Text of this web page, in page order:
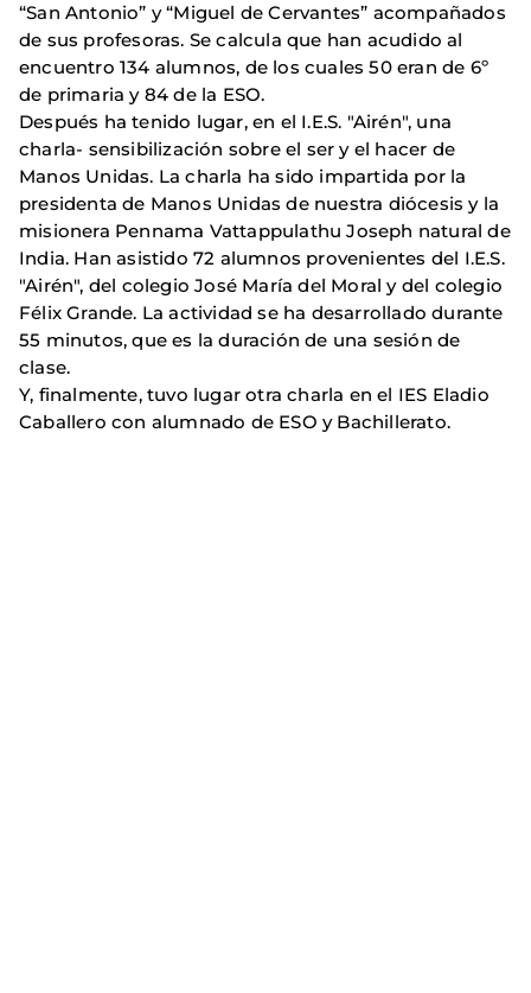
“San Antonio” y “Miguel de Cervantes” acompañados
de sus profesoras. Se calcula que han acudido al
encuentro 134 alumnos, de los cuales 50 eran de 6º
de primaria y 84 de la ESO.
Después ha tenido lugar, en el I.E.S. "Airén", una
charla- sensibilización sobre el ser y el hacer de
Manos Unidas. La charla ha sido impartida por la
presidenta de Manos Unidas de nuestra diócesis y la
misionera Pennama Vattappulathu Joseph natural de
India. Han asistido 72 alumnos provenientes del I.E.S.
"Airén", del colegio José María del Moral y del colegio
Félix Grande. La actividad se ha desarrollado durante
55 minutos, que es la duración de una sesión de
clase.
Y, finalmente, tuvo lugar otra charla en el IES Eladio
Caballero con alumnado de ESO y Bachillerato.